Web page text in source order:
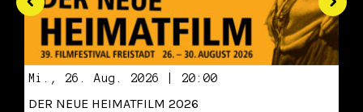
Mi., 26. Aug. 2026 | 20:00
DER NEUE HEIMATFILM 2026